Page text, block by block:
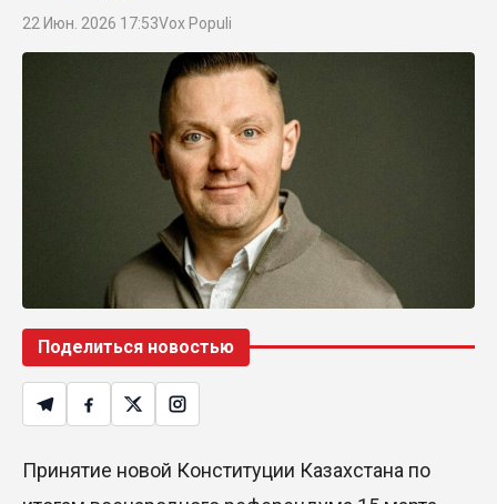
22 Июн. 2026 17:53Vox Populi
Поделиться новостью
Принятие новой Конституции Казахстана по